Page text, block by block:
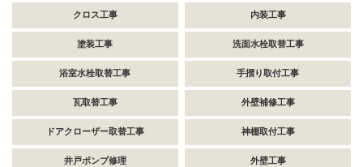
クロス工事 内装工事
塗装工事 洗面水栓取替工事
浴室水栓取替工事 手摺り取付工事
瓦取替工事 外壁補修工事
ドアクローザー取替工事 神棚取付工事
井戸ポンプ修理 外壁工事